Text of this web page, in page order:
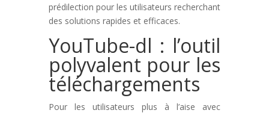
prédilection pour les utilisateurs recherchant
des solutions rapides et efficaces.
YouTube-dl : l’outil
polyvalent pour les
téléchargements
Pour les utilisateurs plus à l’aise avec